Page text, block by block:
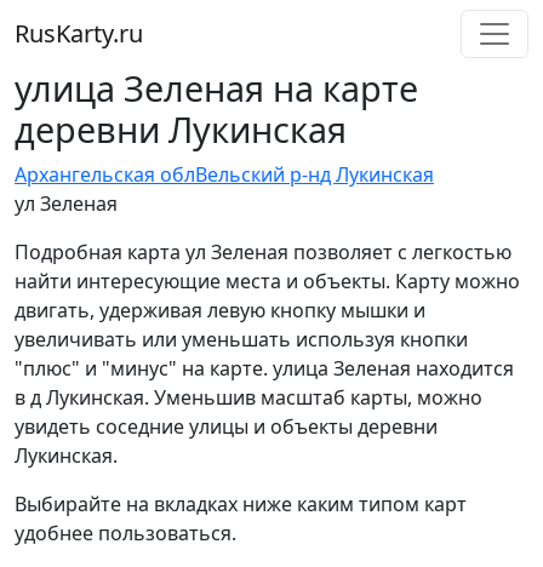
RusKarty.ru
улица Зеленая на карте
деревни Лукинская
Архангельская облВельский р-нд Лукинская
ул Зеленая
Подробная карта ул Зеленая позволяет с легкостью
найти интересующие места и объекты. Карту можно
двигать, удерживая левую кнопку мышки и
увеличивать или уменьшать используя кнопки
"плюс" и "минус" на карте. улица Зеленая находится
в д Лукинская. Уменьшив масштаб карты, можно
увидеть соседние улицы и объекты деревни
Лукинская.
Выбирайте на вкладках ниже каким типом карт
удобнее пользоваться.